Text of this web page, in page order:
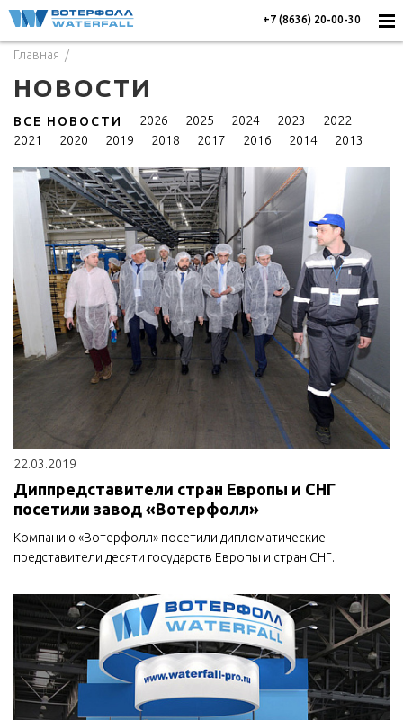
+7 (8636) 20-00-30
Главная
НОВОСТИ
ВСЕ НОВОСТИ 2026 2025 2024 2023
2022
2021
2020 2019 2018 2017 2016 2014 2013
22.03.2019
Диппредставители стран Европы и СНГ
посетили завод «Вотерфолл»
Компанию «Вотерфолл» посетили дипломатические
представители десяти государств Европы и стран СНГ.